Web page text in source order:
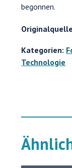
begonnen.
Kategorien:
Technologie